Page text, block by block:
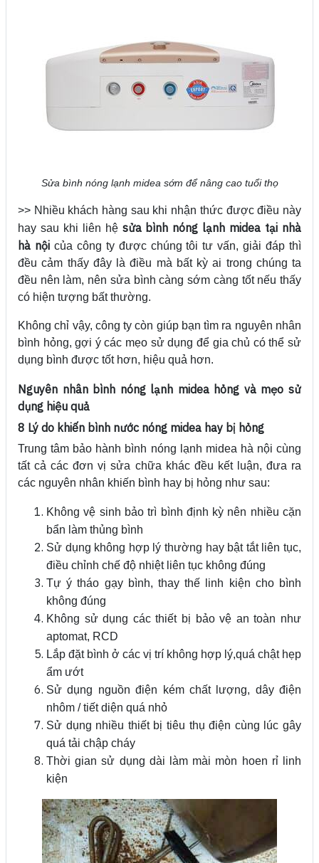
Sửa bình nóng lạnh midea sớm để nâng cao tuổi thọ
>> Nhiều khách hàng sau khi nhận thức được điều này
hay sau khi liên hệ sửa bình nóng lạnh midea tại nhà
hà nộicủa công ty được chúng tôi tư vấn, giải đáp thì
đều cảm thấy đây là điều mà bất kỳ ai trong chúng ta
đều nên làm, nên sửa bình càng sớm càng tốt nếu thấy
có hiện tượng bất thường.
Không chỉ vậy, công ty còn giúp bạn tìm ra nguyên nhân
bình hỏng, gợi ý các mẹo sử dụng để gia chủ có thể sử
dụng bình được tốt hơn, hiệu quả hơn.
Nguyên nhân bình nóng lạnh midea hỏng và mẹo sử
dụng hiệu quả
8 Lý do khiến bình nước nóng midea hay bị hỏng
Trung tâm bảo hành bình nóng lạnh midea hà nội cùng
tất cả các đơn vị sửa chữa khác đều kết luận, đưa ra
các nguyên nhân khiến bình hay bị hỏng như sau:
Không vệ sinh bảo trì bình định kỳ nên nhiều cặn
bẩn làm thủng bình
Sử dụng không hợp lý thường hay bật tắt liên tục,
điều chỉnh chế độ nhiệt liên tục không đúng
Tự ý tháo gạy bình, thay thế linh kiện cho bình
không đúng
Không sử dụng các thiết bị bảo vệ an toàn như
aptomat, RCD
Lắp đặt bình ở các vị trí không hợp lý,quá chật hẹp
ẩm ướt
Sử dụng nguồn điện kém chất lượng, dây điện
nhôm / tiết diện quá nhỏ
Sử dụng nhiều thiết bị tiêu thụ điện cùng lúc gây
quá tải chập cháy
Thời gian sử dụng dài làm mài mòn hoen rỉ linh
kiện